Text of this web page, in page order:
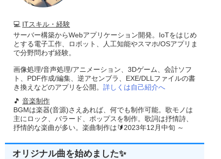
💻 ITスキル・経験
サーバー構築からWebアプリケーション開発。IoTをはじめ
とする電子工作、ロボット、人工知能やスマホ/OSアプリま
で分野問わず経験。
画像処理/音声処理/アニメーション、3Dゲーム、会計ソフ
ト、PDF作成/編集、逆アセンブラ、EXE/DLLファイルの書
き換えなどのアプリを公開。 詳しくは自己紹介へ
🎵 音楽制作
BGMは楽器(音源)さえあれば、何でも制作可能。歌モノは
主にロック、バラード、ポップスを制作。歌詞は抒情詩、
抒情的な楽曲が多い。楽曲制作は🔰2023年12月中旬 ～
オリジナル曲を始めました✨